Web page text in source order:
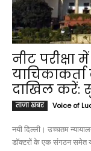
नीट
दाखिल करें:
ताजा खबर Voice of
नयी दिल्ली। उच्चतम
डॉक्टरों के एक संगठन समेत